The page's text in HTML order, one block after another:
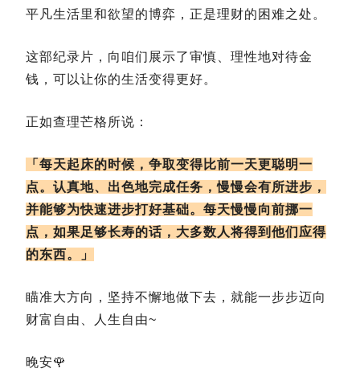
平凡生活里和欲望的博弈，正是理财的困难之处。
这部纪录片，向咱们展示了审慎、理性地对待金
钱，可以让你的生活变得更好。
正如查理芒格所说：
「每天起床的时候，争取变得比前一天更聪明一
点。认真地、出色地完成任务，慢慢会有所进步，
并能够为快速进步打好基础。每天慢慢向前挪一
点，如果足够长寿的话，大多数人将得到他们应得
的东西。」
瞄准大方向，坚持不懈地做下去，就能一步步迈向
财富自由、人生自由~
晚安🌹